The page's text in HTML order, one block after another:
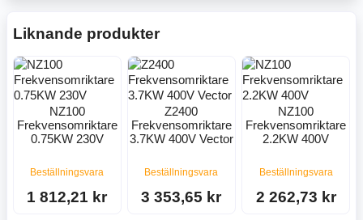
Liknande produkter
NZ100
Frekvensomriktare
0.75KW 230V
Beställningsvara
1 812,21 kr
Z2400
Frekvensomriktare
3.7KW 400V Vector
Beställningsvara
3 353,65 kr
NZ100
Frekvensomriktare
2.2KW 400V
Beställningsvara
2 262,73 kr